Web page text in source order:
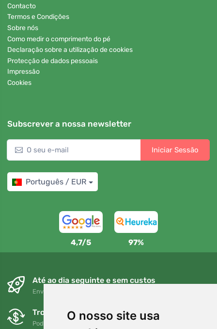
O nosso site usa
Contacto
Termos e Condições
Sobre nós
Como medir o comprimento do pé
Declaração sobre a utilização de cookies
Protecção de dados pessoais
Impressão
Cookies
Subscrever a nossa newsletter
Iniciar Sessão
Português / EUR
4,7/5 97%
Até ao dia seguinte e sem custos
Envio gratuito para encomendas superiores a 80 EUR
Trocas e devoluções gratuitas
Pode devolver ou trocar a sua encomenda em qualquer